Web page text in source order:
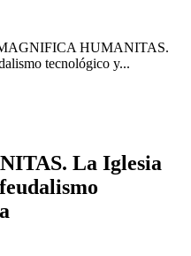
HUMANITAS.
tecnológico y...
La Iglesia